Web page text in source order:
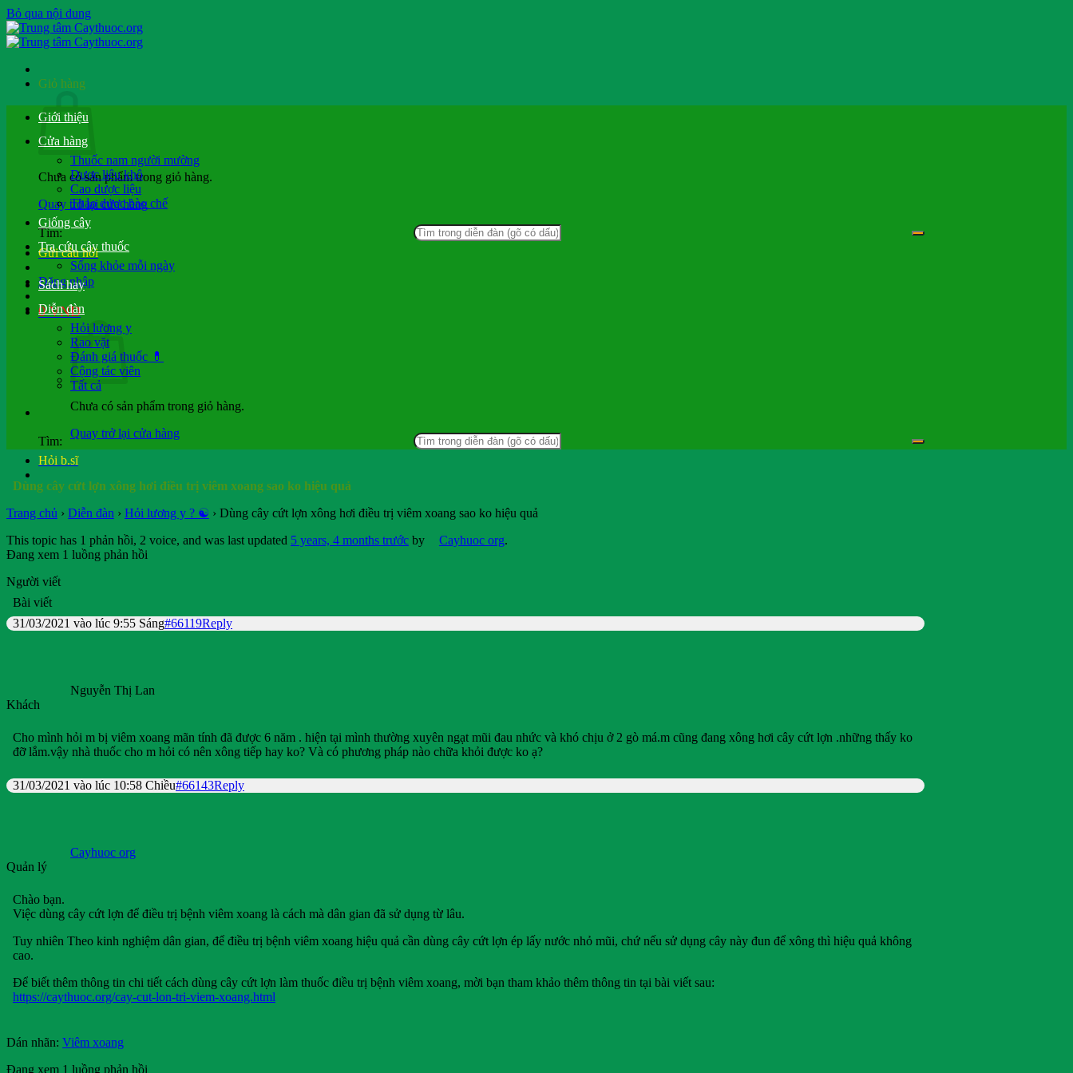
Bỏ qua nội dung
Giỏ hàng
Chưa có sản phẩm trong giỏ hàng.
Quay trở lại cửa hàng
Tìm:
Gửi câu hỏi
Đăng nhập
0VND
Chưa có sản phẩm trong giỏ hàng.
Quay trở lại cửa hàng
Hỏi b.sĩ
Giới thiệu
Cửa hàng
Thuốc nam người mường
Dược liệu khô
Cao dược liệu
Thảo dược bào chế
Giống cây
Tra cứu cây thuốc
Sống khỏe mỗi ngày
Sách hay
Diễn đàn
Hỏi lương y
Rao vặt
Đánh giá thuốc 💊
Cộng tác viên
Tất cả
Tìm:
Dùng cây cứt lợn xông hơi điều trị viêm xoang sao ko hiệu quả
Trang chủ › Diễn đàn › Hỏi lương y ? ☯️ › Dùng cây cứt lợn xông hơi điều trị viêm xoang sao ko hiệu quả
This topic has 1 phản hồi, 2 voice, and was last updated 5 years, 4 months trước by Cayhuoc org.
Đang xem 1 luồng phản hồi
Người viết
Bài viết
31/03/2021 vào lúc 9:55 Sáng#66119Reply
Nguyễn Thị Lan
Khách
Cho mình hỏi m bị viêm xoang mãn tính đã được 6 năm . hiện tại mình thường xuyên ngạt mũi đau nhức và khó chịu ở 2 gò má.m cũng đang xông hơi cây cứt lợn .những thấy ko
đỡ lắm.vậy nhà thuốc cho m hỏi có nên xông tiếp hay ko? Và có phương pháp nào chữa khỏi được ko ạ?
31/03/2021 vào lúc 10:58 Chiều#66143Reply
Cayhuoc org
Quản lý
Chào bạn.
Việc dùng cây cứt lợn để điều trị bệnh viêm xoang là cách mà dân gian đã sử dụng từ lâu.
Tuy nhiên Theo kinh nghiệm dân gian, để điều trị bệnh viêm xoang hiệu quả cần dùng cây cứt lợn ép lấy nước nhỏ mũi, chứ nếu sử dụng cây này đun để xông thì hiệu quả không
cao.
Để biết thêm thông tin chi tiết cách dùng cây cứt lợn làm thuốc điều trị bệnh viêm xoang, mời bạn tham khảo thêm thông tin tại bài viết sau:
https://caythuoc.org/cay-cut-lon-tri-viem-xoang.html
Dán nhãn: Viêm xoang
Đang xem 1 luồng phản hồi